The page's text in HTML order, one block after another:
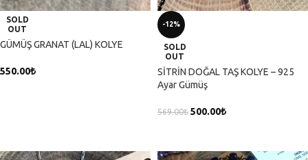
SOLD
OUT
GÜMÜŞ GRANAT (LAL) KOLYE
550.00₺
-12%
SOLD
OUT
SİTRİN DOĞAL TAŞ KOLYE – 925
Ayar Gümüş
569.00₺ 500.00₺